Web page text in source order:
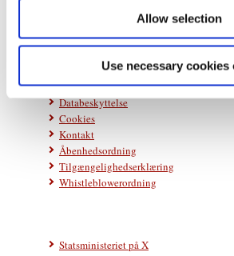
Allow selection
Use necessary cookies
1218 København K
Telefon: +45 33 92 33 00
E-mail:stm@stm.dk
Databeskyttelse
Cookies
Kontakt
Åbenhedsordning
Tilgængelighedserklæring
Whistleblowerordning
Statsministeriet på X